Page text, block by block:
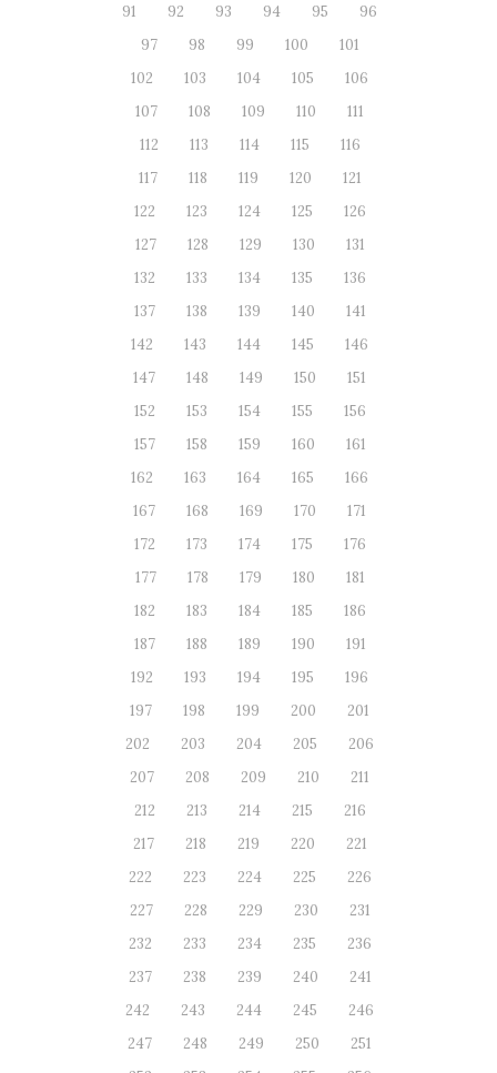
91
92 93 94 95
96
97
98 99 100
101
102
103 104 105
106
107
108 109 110
111
112
113 114 115
116
117
118 119 120
121
122
123 124 125
126
127
128 129 130
131
132
133 134 135
136
137
138 139 140
141
142
143 144 145
146
147
148 149 150
151
152
153 154 155
156
157
158 159 160
161
162
163 164 165
166
167
168 169 170
171
172
173 174 175
176
177
178 179 180
181
182
183 184 185
186
187
188 189 190
191
192
193 194 195
196
197
198 199 200
201
202
203 204 205
206
207
208 209 210
211
212
213 214 215
216
217
218 219 220
221
222
223 224 225
226
227
228 229 230
231
232
233 234 235
236
237
238 239 240
241
242
243 244 245
246
247
248 249 250
251